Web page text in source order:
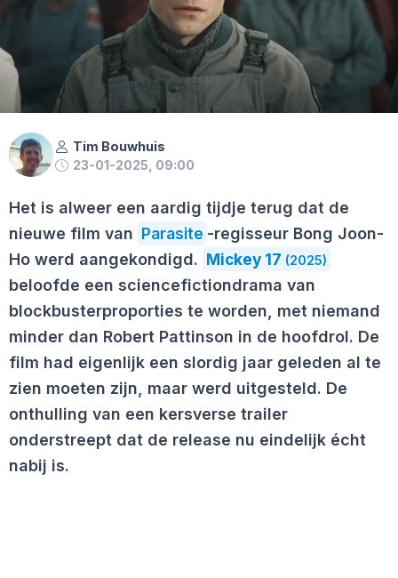
Tim Bouwhuis
23-01-2025, 09:00
Het is alweer een aardig tijdje terug dat de
nieuwe film van Parasite -regisseur Bong Joon-
Ho werd aangekondigd. Mickey 17 (2025)
beloofde een sciencefictiondrama van
blockbusterproporties te worden, met niemand
minder dan Robert Pattinson in de hoofdrol. De
film had eigenlijk een slordig jaar geleden al te
zien moeten zijn, maar werd uitgesteld. De
onthulling van een kersverse trailer
onderstreept dat de release nu eindelijk écht
nabij is.